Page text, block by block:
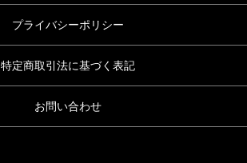
プライバシーポリシー
特定商取引法に基づく表記
お問い合わせ